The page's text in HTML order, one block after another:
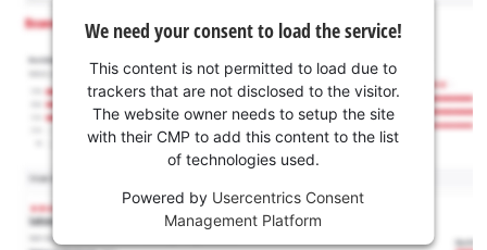
We need your consent to load the service!
This content is not permitted to load due to
trackers that are not disclosed to the visitor.
The website owner needs to setup the site
with their CMP to add this content to the list
of technologies used.
Powered by Usercentrics Consent
Management Platform